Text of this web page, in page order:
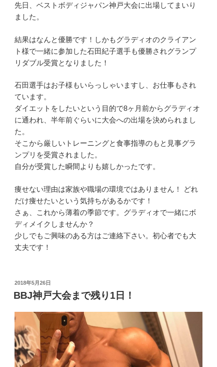
先日、ベストボディジャパン神戸大会に出場してまいり
ました。
結果はなんと優勝です！しかもグラディオのクライアン
ト様で一緒に参加した石田紀子選手も優勝されグランプ
リダブル受賞となりました！
石田選手はお子様もいらっしゃいますし、お仕事もされ
ています。
ダイエットをしたいという目的で8ヶ月前からグラディオ
に通われ、半年前ぐらいに大会への出場を決められまし
た。
そこから厳しいトレーニングと食事指導のもと見事グラ
ンプリを受賞されました。
自分が受賞した瞬間よりも嬉しかったです。
痩せない理由は家族や職場の環境ではありません！ どれ
だけ痩せたいという気持ちがあるかです！
さぁ、これから薄着の季節です。グラディオで一緒にボ
ディメイクしませんか？
少しでもご興味のある方はご連絡下さい。初心者でも大
丈夫です！
投
稿
日:
2018年5月26日
BBJ神戸大会まで残り1日！